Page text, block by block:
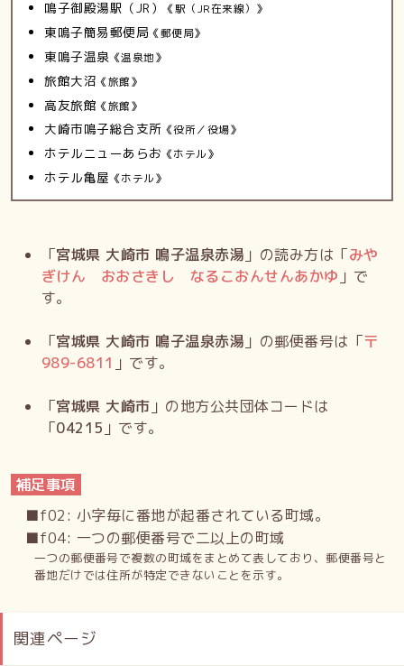
鳴子御殿湯駅（JR）
《駅（JR在来線）》
東鳴子簡易郵便局 《郵便局》
東鳴子温泉 《温泉地》
旅館大沼 《旅館》
高友旅館 《旅館》
大崎市鳴子総合支所 《役所／役場》
ホテルニューあらお 《ホテル》
ホテル亀屋 《ホテル》
「宮城県 大崎市 鳴子温泉赤湯 」の読み方は「みや
ぎけん おおさきし なるこおんせんあかゆ 」で
す。
「宮城県 大崎市 鳴子温泉赤湯 」の郵便番号は「〒
989-6811 」です。
「宮城県 大崎市 」の地方公共団体コードは
「04215 」です。
補足事項
■f02: 小字毎に番地が起番されている町域。
■f04: 一つの郵便番号で二以上の町域
一つの郵便番号で複数の町域をまとめて表しており、郵便番号と
番地だけでは住所が特定できないことを示す。
関連ページ